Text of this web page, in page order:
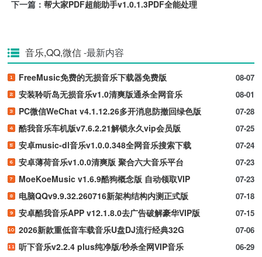
下一篇： 帮大家PDF超能助手v1.0.1.3PDF全能处理
音乐,QQ,微信-最新内容
08-07
FreeMusic免费的无损音乐下载器免费版
08-01
安装聆听岛无损音乐v1.0清爽版通杀全网音乐
07-28
PC微信WeChat v4.1.12.26多开消息防撤回绿色版
07-25
酷我音乐车机版v7.6.2.21解锁永久vip会员版
07-24
安卓music-dl音乐v1.0.0.348全网音乐搜索下载
07-23
安卓薄荷音乐v1.0.0清爽版 聚合六大音乐平台
07-23
MoeKoeMusic v1.6.9酷狗概念版 自动领取VIP
07-18
电脑QQv9.9.32.260716新架构结构内测正式版
07-15
安卓酷我音乐APP v12.1.8.0去广告破解豪华VIP版
07-06
2026新款重低音车载音乐U盘DJ流行经典32G
06-29
听下音乐v2.2.4 plus纯净版/秒杀全网VIP音乐